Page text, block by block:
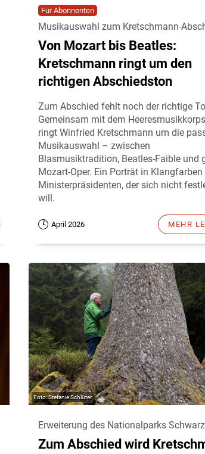
Für Abonnenten
Musikauswahl zum Kretschmann-
Von Mozart bis Beatles:
Kretschmann ringt um den
richtigen Abschiedston
Zum Abschied fehlt noch der richtige
Gemeinsam mit dem
ringt Winfried Kretschmann um die
Musikauswahl – zwischen
Blasmusiktradition, Beatles-Faible und
Mozart-Oper. Ein Porträt in Klangfarben
Ministerpräsidenten, der sich nicht
will.
April 2026 MEHR
Stefanie Schlüter
Erweiterung des Nationalparks
Zum Abschied wird